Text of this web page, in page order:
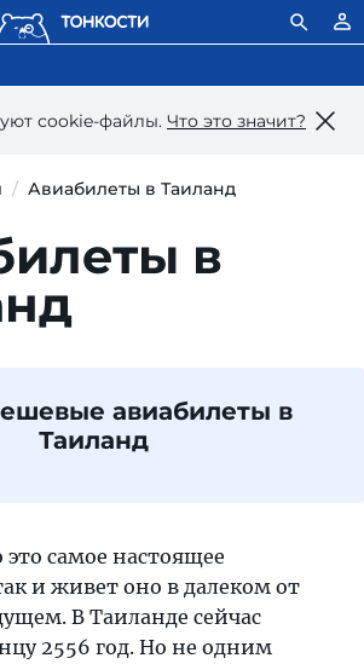
сookie-файлы. Что это значит?
Авиабилеты в Таиланд
в
авиабилеты в
Таиланд
самое настоящее
и живет оно в далеком от
В Таиланде сейчас
2556 год. Но не одним